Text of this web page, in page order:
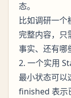
态。
比如调研一
完整内容，只
事实、还有哪
2. 一个实用
最小状态可以
finished 表示